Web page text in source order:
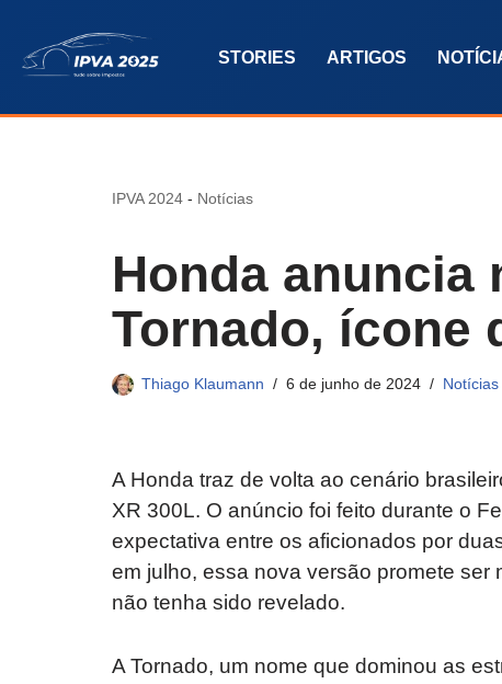
Pular
o
STORIES ARTIGOS
IPVA 2024 - Notícias
Honda anuncia
Tornado, ícone
Thiago Klaumann 6 de junho de 2024 Notícias
A Honda traz de volta ao cenário
XR 300L. O anúncio foi feito durante o
expectativa entre os aficionados por
em julho, essa nova versão promete
não tenha sido revelado.
A Tornado, um nome que dominou as